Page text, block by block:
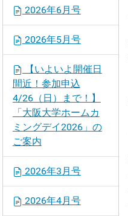
2026年6月号
2026年5月号
【いよいよ開催日
間近！参加申込
4/26（日）まで！】
「大阪大学ホームカ
ミングデイ2026」の
ご案内
2026年3月号
2026年4月号